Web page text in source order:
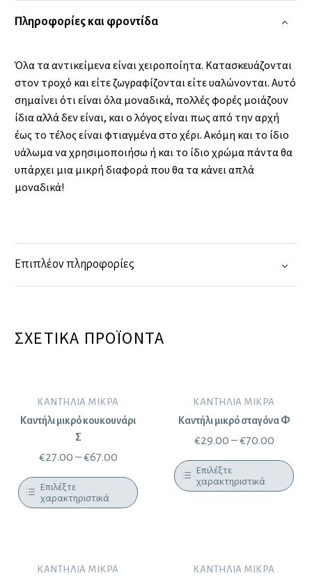
Πληροφορίες και φροντίδα
Όλα τα αντικείμενα είναι χειροποίητα. Κατασκευάζονται
στον τροχό και είτε ζωγραφίζονται είτε υαλώνονται. Αυτό
σημαίνει ότι είναι όλα μοναδικά, πολλές φορές μοιάζουν
ίδια αλλά δεν είναι, και ο λόγος είναι πως από την αρχή
έως το τέλος είναι φτιαγμένα στο χέρι. Ακόμη και το ίδιο
υάλωμα να χρησιμοποιήσω ή και το ίδιο χρώμα πάντα θα
υπάρχει μια μικρή διαφορά που θα τα κάνει απλά
μοναδικά!
Επιπλέον πληροφορίες
ΣΧΕΤΙΚΆ ΠΡΟΪΌΝΤΑ
ΚΑΝΤΉΛΙΑ ΜΙΚΡΆ
Καντήλι μικρό κουκουνάρι
Σ
€27.00 –€67.00
Επιλέξτε
χαρακτηριστικά
ΚΑΝΤΉΛΙΑ ΜΙΚΡΆ
Καντήλι μικρό σταγόνα Φ
€29.00 –€70.00
Επιλέξτε
χαρακτηριστικά
ΚΑΝΤΉΛΙΑ ΜΙΚΡΆ ΚΑΝΤΉΛΙΑ ΜΙΚΡΆ